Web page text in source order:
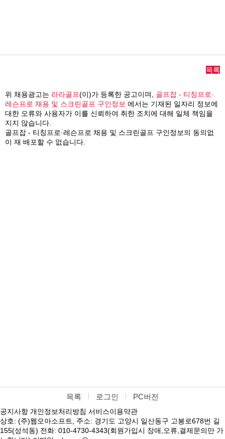
목록
위 채용광고는 라라골프(이)가 등록한 공고이며, 골프잡 - 티칭프로·
레슨프로 채용 및 스크린골프 구인정보 에서는 기재된 일자리 정보에
대한 오류와 사용자가 이를 신뢰하여 취한 조치에 대해 일체 책임을
지지 않습니다.
골프잡 - 티칭프로·레슨프로 채용 및 스크린골프 구인정보의 동의없
이 재 배포할 수 없습니다.
목록 로그인 PC버전
공지사항 개인정보처리방침 서비스이용약관
상호: (주)웹모아소프트, 주소: 경기도 고양시 일산동구 고봉로678번 길
155(성석동) 전화: 010-4730-4343(회원가입시 장애,오류,결제문의만 가